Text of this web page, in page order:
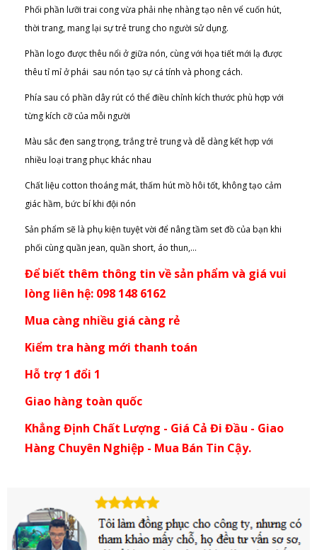
Phối phần lưỡi trai cong vừa phải nhẹ nhàng tạo nên vể cuốn hút,
thời trang, mang lại sự trẻ trung cho người sử dụng.
Phần logo được thêu nổi ở giữa nón, cùng với họa tiết mới lạ được
thêu tỉ mỉ ở phái sau nón tạo sự cá tính và phong cách.
Phía sau có phần dây rút có thể điều chỉnh kích thước phù hợp với
từng kích cỡ của mỗi người
Màu sắc đen sang trọng, trắng trẻ trung và dễ dàng kết hợp với
nhiều loại trang phục khác nhau
Chất liệu cotton thoáng mát, thấm hút mồ hôi tốt, không tạo cảm
giác hầm, bức bí khi đội nón
Sản phẩm sẽ là phụ kiện tuyệt vời để nâng tầm set đồ của bạn khi
phối cùng quần jean, quần short, áo thun,…
Để biết thêm thông tin về sản phẩm và giá vui
lòng liên hệ: 098 148 6162
Mua càng nhiều giá càng rẻ
Kiểm tra hàng mới thanh toán
Hỗ trợ 1 đổi 1
Giao hàng toàn quốc
Khẳng Định Chất Lượng - Giá Cả Đi Đầu - Giao
Hàng Chuyên Nghiệp - Mua Bán Tin Cậy.